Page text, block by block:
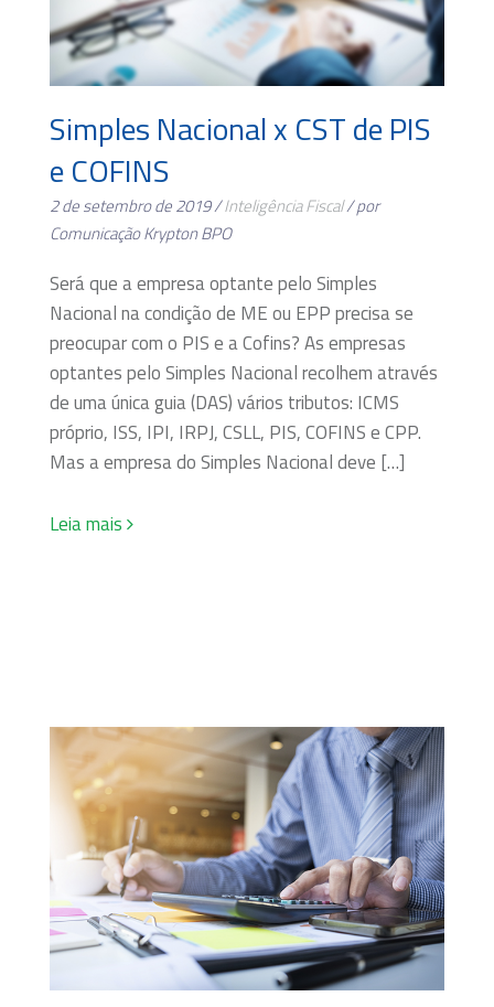
Simples Nacional x CST de PIS
e COFINS
2 de setembro de 2019 /Inteligência Fiscal/ por
Comunicação Krypton BPO
Será que a empresa optante pelo Simples
Nacional na condição de ME ou EPP precisa se
preocupar com o PIS e a Cofins? As empresas
optantes pelo Simples Nacional recolhem através
de uma única guia (DAS) vários tributos: ICMS
próprio, ISS, IPI, IRPJ, CSLL, PIS, COFINS e CPP.
Mas a empresa do Simples Nacional deve […]
Leia mais